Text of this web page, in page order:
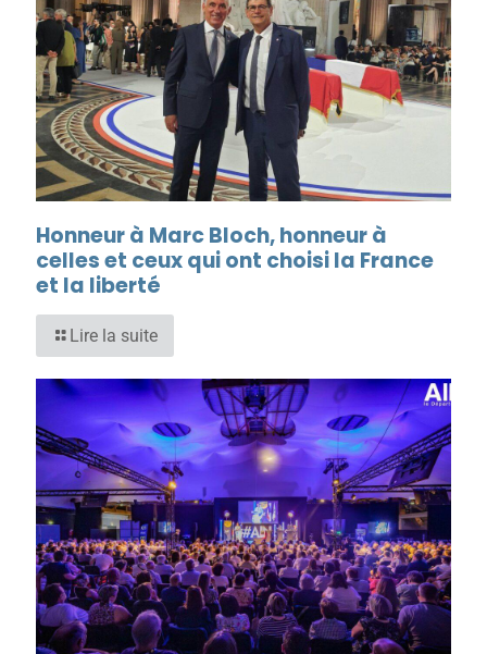
Honneur à Marc Bloch, honneur à
celles et ceux qui ont choisi la France
et la liberté
Lire la suite